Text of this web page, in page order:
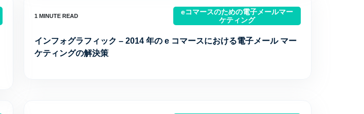
eコマースのための電子メールマー
ケティング
インフォグラフィック – 2014 年の e コマースにおける電子メール マー
ケティングの解決策